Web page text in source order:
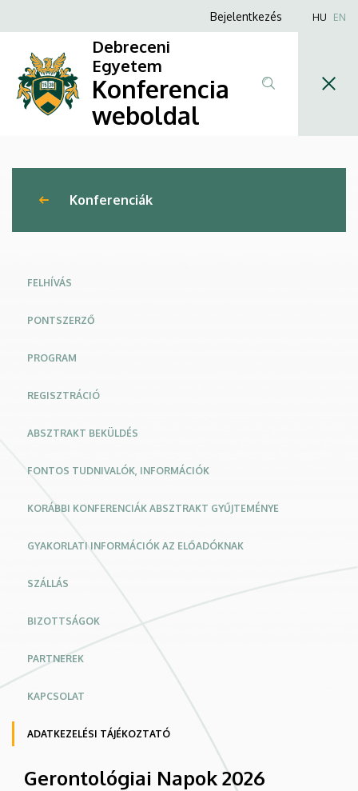
Napok
2026
a
tartalomra
Anonim
menüje
Bejelentkezés HU EN
Debreceni
Egyetem
Konferencia
weboldal
Konferenciák
FELHÍVÁS
PONTSZERZŐ
PROGRAM
REGISZTRÁCIÓ
ABSZTRAKT BEKÜLDÉS
FONTOS TUDNIVALÓK, INFORMÁCIÓK
KORÁBBI KONFERENCIÁK ABSZTRAKT GYŰJTEMÉNYE
GYAKORLATI INFORMÁCIÓK AZ ELŐADÓKNAK
SZÁLLÁS
BIZOTTSÁGOK
PARTNEREK
KAPCSOLAT
ADATKEZELÉSI TÁJÉKOZTATÓ
Gerontológiai Napok 2026